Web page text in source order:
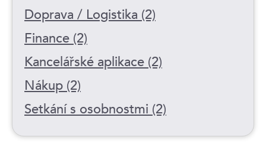
Doprava / Logistika (2)
Finance (2)
Kancelářské aplikace (2)
Nákup (2)
Setkání s osobnostmi (2)